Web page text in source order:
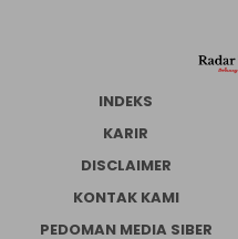
INDEKS
KARIR
DISCLAIMER
KONTAK KAMI
PEDOMAN MEDIA SIBER